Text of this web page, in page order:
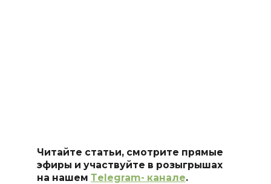
Читайте статьи, смотрите прямые
эфиры и участвуйте в розыгрышах
на нашем Тelegram- канале.